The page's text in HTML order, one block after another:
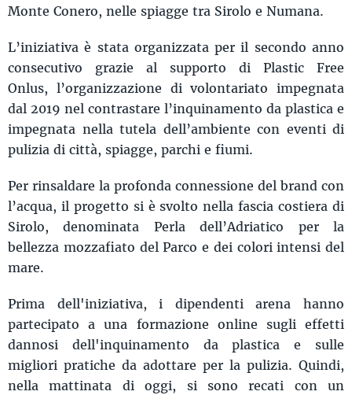
Monte Conero, nelle spiagge tra Sirolo e Numana.
L’iniziativa è stata organizzata per il secondo anno
consecutivo grazie al supporto di Plastic Free
Onlus, l’organizzazione di volontariato impegnata
dal 2019 nel contrastare l’inquinamento da plastica e
impegnata nella tutela dell’ambiente con eventi di
pulizia di città, spiagge, parchi e fiumi.
Per rinsaldare la profonda connessione del brand con
l’acqua, il progetto si è svolto nella fascia costiera di
Sirolo, denominata Perla dell’Adriatico per la
bellezza mozzafiato del Parco e dei colori intensi del
mare.
Prima dell'iniziativa, i dipendenti arena hanno
partecipato a una formazione online sugli effetti
dannosi dell'inquinamento da plastica e sulle
migliori pratiche da adottare per la pulizia. Quindi,
nella mattinata di oggi, si sono recati con un